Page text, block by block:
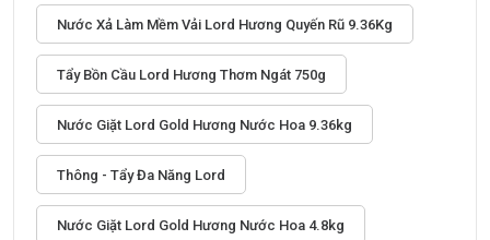
Nước Xả Làm Mềm Vải Lord Hương Quyến Rũ 9.36Kg
Tẩy Bồn Cầu Lord Hương Thơm Ngát 750g
Nước Giặt Lord Gold Hương Nước Hoa 9.36kg
Thông - Tẩy Đa Năng Lord
Nước Giặt Lord Gold Hương Nước Hoa 4.8kg